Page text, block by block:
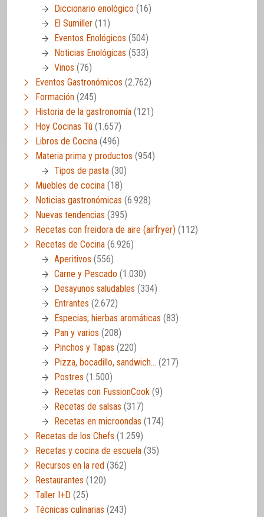
Diccionario enológico (16)
El Sumiller (11)
Eventos Enológicos (504)
Noticias Enológicas (533)
Vinos (76)
Eventos Gastronómicos (2.762)
Formación (245)
Historia de la gastronomía (121)
Hoy Cocinas Tú (1.657)
Libros de Cocina (496)
Materia prima y productos (954)
Tipos de pasta (30)
Muebles de cocina (18)
Noticias gastronómicas (6.928)
Nuevas tendencias (395)
Recetas con freidora de aire (airfryer) (112)
Recetas de Cocina (6.926)
Aperitivos (556)
Carne y Pescado (1.030)
Desayunos saludables (334)
Entrantes (2.672)
Especias, hierbas aromáticas (83)
Pan y varios (208)
Pinchos y Tapas (220)
Pizza, bocadillo, sandwich… (217)
Postres (1.500)
Recetas con FussionCook (9)
Recetas de salsas (317)
Recetas en microondas (174)
Recetas de los Chefs (1.259)
Recetas y cocina de escuela (35)
Recursos en la red (362)
Restaurantes (120)
Taller I+D (25)
Técnicas culinarias (243)